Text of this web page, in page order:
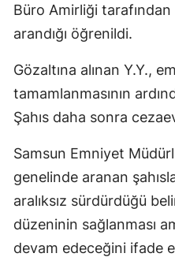
Büro Amirliği tarafından
arandığı öğrenildi.
Gözaltına alınan Y.Y.,
tamamlanmasının
Şahıs daha sonra
Samsun Emniyet
genelinde aranan
aralıksız sürdürdüğü
düzeninin sağlanması
devam edeceğini ifade